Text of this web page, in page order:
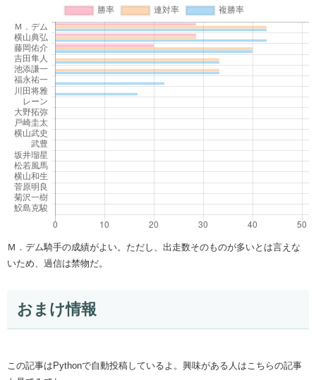
Ｍ．デム騎手の成績がよい。ただし、出走数そのものが多いとは言えな
いため、過信は禁物だ。
おまけ情報
この記事はPythonで自動投稿しているよ。興味がある人はこちらの記事